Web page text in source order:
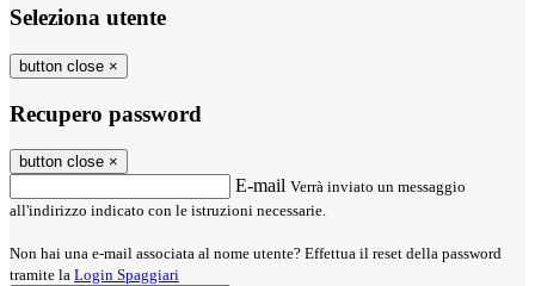
Seleziona utente
button close ×
Recupero password
button close ×
E-mail Verrà inviato un messaggio
all'indirizzo indicato con le istruzioni necessarie.
Non hai una e-mail associata al nome utente? Effettua il reset della password
tramite la Login Spaggiari